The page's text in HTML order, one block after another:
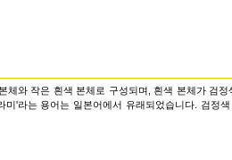
체와 작은 흰색 본체로 구성되며, 흰색 본체가 검
미'라는 용어는 일본어에서 유래되었습니다. 검정